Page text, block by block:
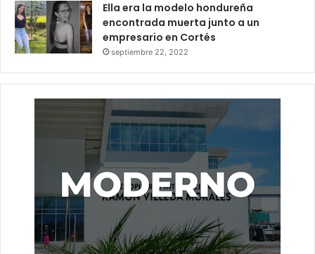
Ella era la modelo hondureña
encontrada muerta junto a un
empresario en Cortés
septiembre 22, 2022